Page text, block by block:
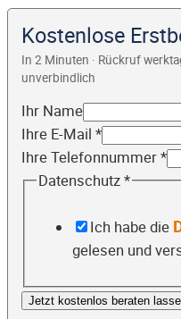
Kostenlose
In 2 Minuten · Rückruf
unverbindlich
Ihr Name
Ihre E-Mail *
Ihre Telefonnummer*
Datenschutz*
Ich habe die
gelesen und
Jetzt kostenlos beraten